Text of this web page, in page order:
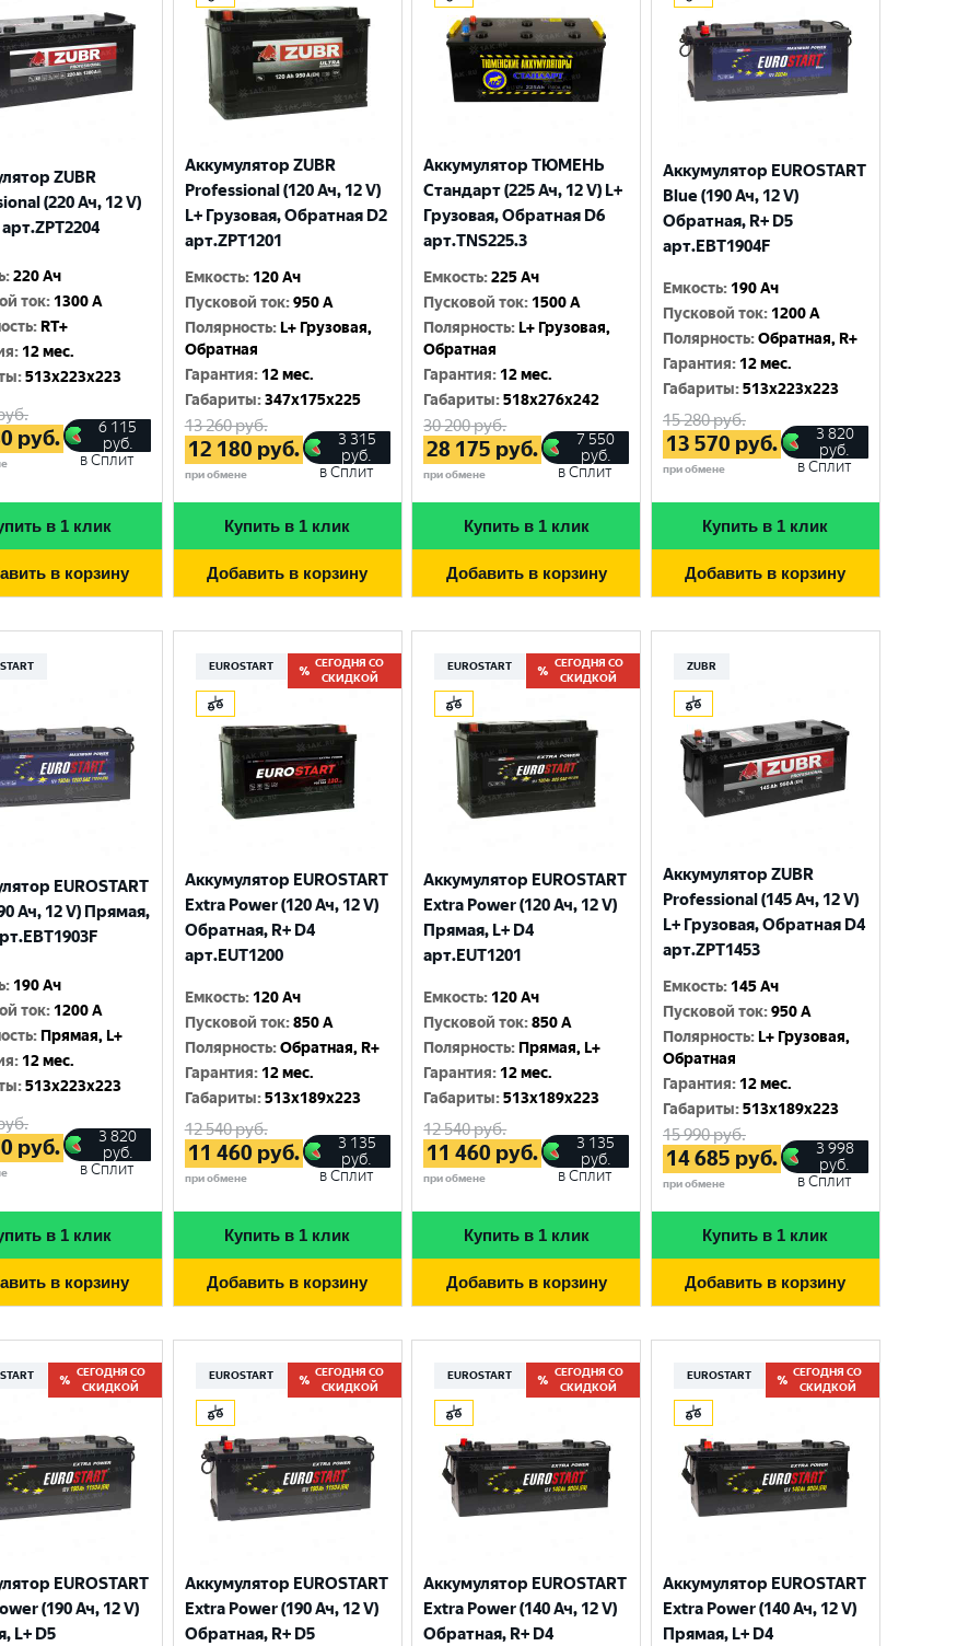
ZUBR
(220 Ач, 12 V)
арт.ZPT2204
:220 Ач
ток: 1300 A
: RT+
: 12 мес.
:513x223x223
руб.
6 115
руб.
в Сплит
в 1 клик
в корзину
Аккумулятор ZUBR
Professional (120 Ач, 12 V)
L+ Грузовая, Обратная D2
арт.ZPT1201
Емкость: 120 Ач
Пусковой ток:950 A
Полярность: L+ Грузовая,
Обратная
Гарантия: 12 мес.
Габариты:347x175x225
13 260руб.
12 180 руб.
при обмене
3 315
руб.
в Сплит
Купить в 1 клик
Добавить в корзину
Аккумулятор ТЮМЕНЬ
Стандарт (225 Ач, 12 V) L+
Грузовая, Обратная D6
арт.TNS225.3
Емкость:225 Ач
Пусковой ток: 1500 A
Полярность: L+ Грузовая,
Обратная
Гарантия: 12 мес.
Габариты:518x276x242
30 200руб.
28 175 руб.
при обмене
7 550
руб.
в Сплит
Купить в 1 клик
Добавить в корзину
Аккумулятор EUROSTART
Blue (190 Ач, 12 V)
Обратная, R+ D5
арт.EBT1904F
Емкость: 190 Ач
Пусковой ток: 1200 A
Полярность:Обратная, R+
Гарантия: 12 мес.
Габариты:513x223x223
15 280руб.
13 570 руб.
при обмене
3 820
руб.
в Сплит
Купить в 1 клик
Добавить в корзину
EUROSTART
Ач, 12 V) Прямая,
: 190 Ач
ток: 1200 A
: Прямая, L+
: 12 мес.
:513x223x223
руб.
3 820
руб.
в Сплит
в 1 клик
в корзину
EUROSTART
СЕГОДНЯ СО
СКИДКОЙ
Аккумулятор EUROSTART
Extra Power (120 Ач, 12 V)
Обратная, R+ D4
арт.EUT1200
Емкость: 120 Ач
Пусковой ток:850 A
Полярность:Обратная, R+
Гарантия: 12 мес.
Габариты:513x189x223
12 540руб.
11 460 руб.
при обмене
3 135
руб.
в Сплит
Купить в 1 клик
Добавить в корзину
EUROSTART
СЕГОДНЯ СО
СКИДКОЙ
Аккумулятор EUROSTART
Extra Power (120 Ач, 12 V)
Прямая, L+ D4
арт.EUT1201
Емкость: 120 Ач
Пусковой ток:850 A
Полярность: Прямая, L+
Гарантия: 12 мес.
Габариты:513x189x223
12 540руб.
11 460 руб.
при обмене
3 135
руб.
в Сплит
Купить в 1 клик
Добавить в корзину
ZUBR
Аккумулятор ZUBR
Professional (145 Ач, 12 V)
L+ Грузовая, Обратная D4
арт.ZPT1453
Емкость: 145 Ач
Пусковой ток:950 A
Полярность: L+ Грузовая,
Обратная
Гарантия: 12 мес.
Габариты:513x189x223
15 990руб.
14 685 руб.
при обмене
3 998
руб.
в Сплит
Купить в 1 клик
Добавить в корзину
СЕГОДНЯ СО
СКИДКОЙ
EUROSTART
(190 Ач, 12 V)
L+ D5
EUROSTART
СЕГОДНЯ СО
СКИДКОЙ
Аккумулятор EUROSTART
Extra Power (190 Ач, 12 V)
Обратная, R+ D5
EUROSTART
СЕГОДНЯ СО
СКИДКОЙ
Аккумулятор EUROSTART
Extra Power (140 Ач, 12 V)
Обратная, R+ D4
EUROSTART
СЕГОДНЯ СО
СКИДКОЙ
Аккумулятор EUROSTART
Extra Power (140 Ач, 12 V)
Прямая, L+ D4
Выберите ваш город
Великий Новгород
Москва
Санкт-Петербург